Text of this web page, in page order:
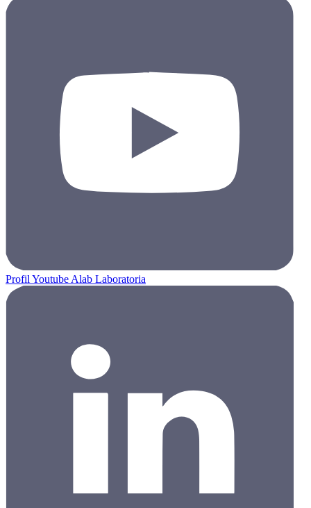
Profil Youtube Alab Laboratoria